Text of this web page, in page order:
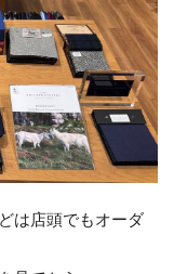
は店頭でもオーダ